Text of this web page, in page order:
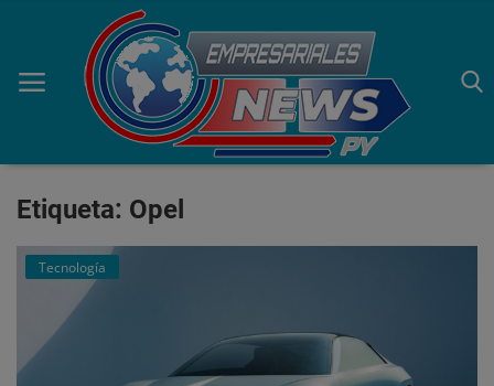
Inicio
Economía
Negocios
Tecnología
Etiqueta: Opel
Tecnología